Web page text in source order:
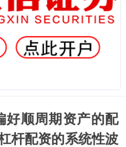
好顺周期资产的配
杆配资的系统性波